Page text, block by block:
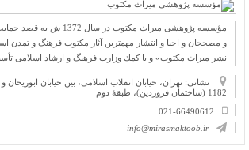
مؤسسه پژوهشی میراث مكتوب
و مصححان و احیا و انتشار مهمترین آثار مكتوب فرهنگ و تمدن
نشر میراث مكتوب» و با كمك وزارت فرهنگ و ارشاد اسلامی
نشانی: تهران، خیابان انقلاب اسلامی، بین خیابان ابوریحان
1182 (ساختمان فروردین)، طبقۀ دوم
021-66490612
info@mirasmaktoob.ir